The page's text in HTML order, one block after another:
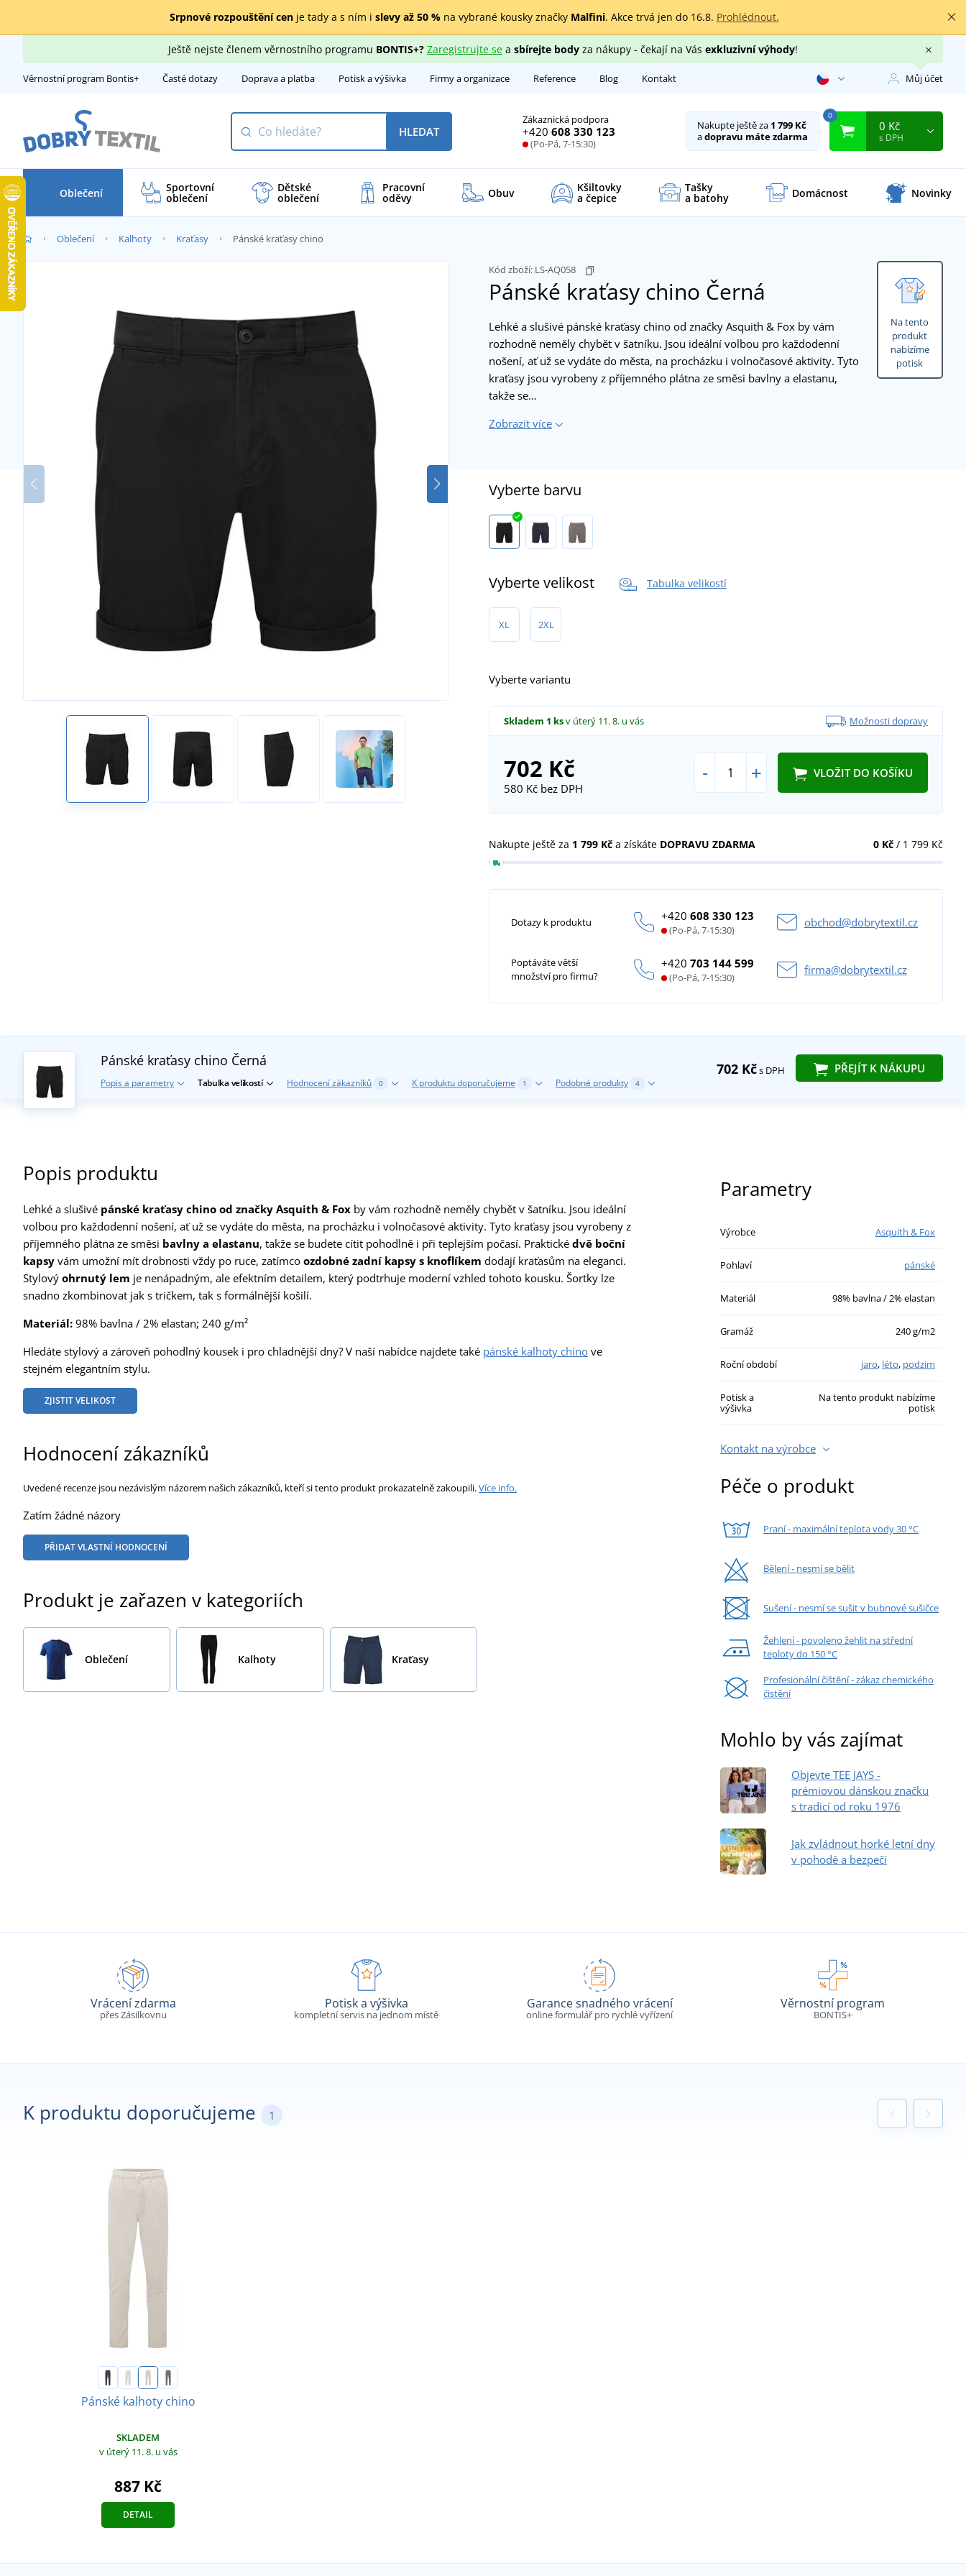
Srpnové rozpouštění cenje tady a s ním i slevy až 50 %na vybrané kousky značky Malfini. Akce trvá jen do 16.8. Prohlédnout.
Ještě nejste členem věrnostního programu BONTIS+? Zaregistrujte sea sbírejte bodyza nákupy - čekají na Vás exkluzivní výhody!
Věrnostní program Bontis+ Časté dotazy Doprava a platba Potisk a výšivka Firmy a organizace Reference Blog Kontakt Můj účet
Zákaznická podpora
+420 608 330 123
(Po-Pá, 7-15:30)
HLEDAT Nakupte ještě za 1 799 Kč
adopravu máte zdarma
0
0 Kč
s DPH
Oblečení Sportovní
oblečení
Dětské
oblečení
Pracovní
oděvy Obuv Kšiltovky
a čepice
Tašky
a batohy Domácnost Novinky
Oblečení Kalhoty Kraťasy Pánské kraťasy chino
Na tento
produkt
nabízíme
potisk
Kód zboží: LS-AQ058
Pánské kraťasy chino Černá
Lehké a slušivé pánské kraťasy chino od značky Asquith & Fox by vám
rozhodně neměly chybět v šatníku. Jsou ideální volbou pro každodenní
nošení, ať už se vydáte do města, na procházku i volnočasové aktivity. Tyto
kraťasy jsou vyrobeny z příjemného plátna ze směsi bavlny a elastanu,
takže se…
Zobrazit více
Vyberte barvu
Vyberte velikost Tabulka velikostí
XL 2XL
Vyberte variantu
Skladem 1 ksv úterý 11. 8. u vás Možnosti dopravy
702 Kč
580 Kčbez DPH
- + VLOŽIT DO KOŠÍKU
0 Kč/ 1 799 Kč
Nakupte ještě za 1 799 Kč a získáte DOPRAVU ZDARMA
Dotazy k produktu +420608 330 123
(Po-Pá, 7-15:30)
obchod@dobrytextil.cz
Poptáváte větší
množství pro firmu?
+420703 144 599
(Po-Pá, 7-15:30)
firma@dobrytextil.cz
702 Kčs DPH PŘEJÍT K NÁKUPU
Pánské kraťasy chino Černá
Popis a parametry Tabulka velikostí Hodnocení zákazníků 0 K produktu doporučujeme 1 Podobné produkty 4
Popis produktu
Lehké a slušivé pánské kraťasy chino od značky Asquith & Fox by vám rozhodně neměly chybět v šatníku. Jsou ideální
volbou pro každodenní nošení, ať už se vydáte do města, na procházku i volnočasové aktivity. Tyto kraťasy jsou vyrobeny z
příjemného plátna ze směsi bavlny a elastanu, takže se budete cítit pohodlně i při teplejším počasí. Praktické dvě boční
kapsy vám umožní mít drobnosti vždy po ruce, zatímco ozdobné zadní kapsy s knoflíkem dodají kraťasům na eleganci.
Stylový ohrnutý lem je nenápadným, ale efektním detailem, který podtrhuje moderní vzhled tohoto kousku. Šortky lze
snadno zkombinovat jak s tričkem, tak s formálnější košilí.
Materiál: 98% bavlna / 2% elastan; 240 g/m²
Hledáte stylový a zároveň pohodlný kousek i pro chladnější dny? V naší nabídce najdete také pánské kalhoty chino ve
stejném elegantním stylu.
ZJISTIT VELIKOST
Hodnocení zákazníků
Uvedené recenze jsou nezávislým názorem našich zákazníků, kteří si tento produkt prokazatelně zakoupili.Více info.
Zatím žádné názory
PŘIDAT VLASTNÍ HODNOCENÍ
Produkt je zařazen v kategoriích
Oblečení Kalhoty Kraťasy
Parametry
Výrobce Asquith & Fox
Pohlaví pánské
Materiál 98% bavlna / 2% elastan
Gramáž 240 g/m2
Roční období jaro, léto, podzim
Potisk a
výšivka
Na tento produkt nabízíme
potisk
Kontakt na výrobce
Péče o produkt
Praní - maximální teplota vody 30 °C
Bělení - nesmí se bělit
Sušení - nesmí se sušit v bubnové sušičce
Žehlení - povoleno žehlit na střední
teploty do 150 °C
Profesionální čištění - zákaz chemického
čistění
Mohlo by vás zajímat
Objevte TEE JAYS -
prémiovou dánskou značku
s tradicí od roku 1976
Jak zvládnout horké letní dny
v pohodě a bezpečí
Vrácení zdarma
přes Zásilkovnu
Potisk a výšivka
kompletní servis na jednom místě
Garance snadného vrácení
online formulář pro rychlé vyřízení
Věrnostní program
BONTIS+
K produktu doporučujeme 1
Pánské kalhoty chino
SKLADEM
v úterý 11. 8. u vás
887 Kč
DETAIL